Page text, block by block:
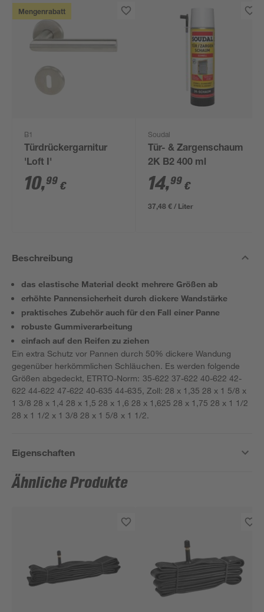
Mengenrabatt
B1
Türdrückergarnitur
'Loft I'
10,99 €
Soudal
Tür- & Zargenschaum
2K B2 400 ml
14,99 €
37,48 € / Liter
Beschreibung
das elastische Material deckt mehrere Größen ab
erhöhte Pannensicherheit durch dickere Wandstärke
praktisches Zubehör auch für den Fall einer Panne
robuste Gummiverarbeitung
einfach auf den Reifen zu ziehen
Ein extra Schutz vor Pannen durch 50% dickere Wandung
gegenüber herkömmlichen Schläuchen. Es werden folgende
Größen abgedeckt, ETRTO-Norm: 35-622 37-622 40-622 42-
622 44-622 47-622 40-635 44-635, Zoll: 28 x 1,35 28 x 1 5/8 x
1 3/8 28 x 1,4 28 x 1,5 28 x 1,6 28 x 1,625 28 x 1,75 28 x 1 1/2
28 x 1 1/2 x 1 3/8 28 x 1 5/8 x 1 1/2.
Eigenschaften
Ähnliche Produkte